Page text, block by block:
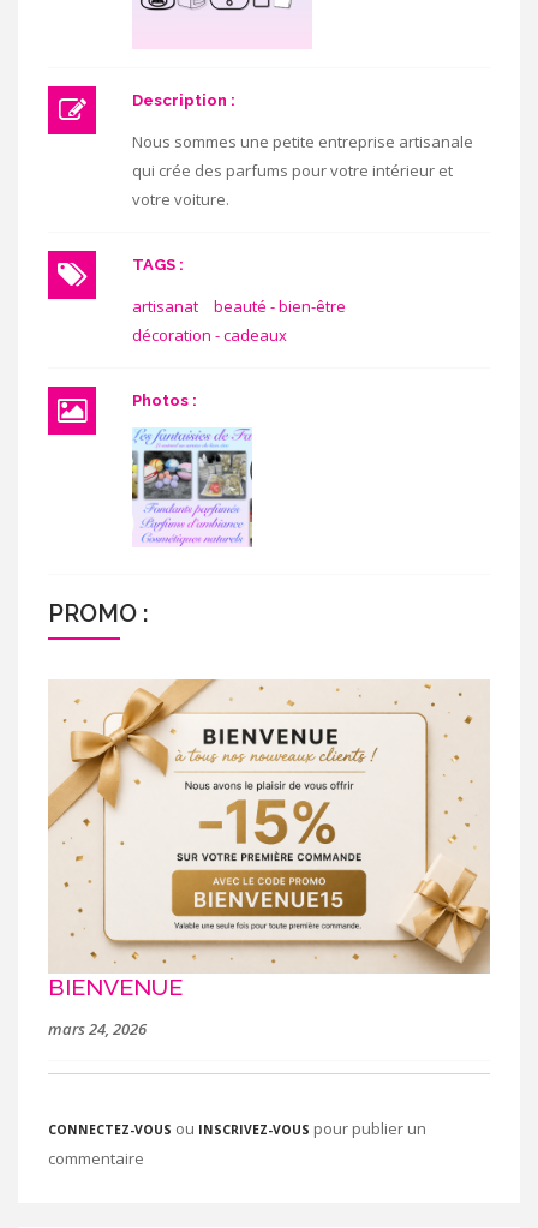
Description :
Nous sommes une petite entreprise artisanale
qui crée des parfums pour votre intérieur et
votre voiture.
TAGS :
artisanat
beauté - bien-être
décoration - cadeaux
Photos :
PROMO :
BIENVENUE
mars 24, 2026
CONNECTEZ-VOUS ou INSCRIVEZ-VOUS pour publier un
commentaire